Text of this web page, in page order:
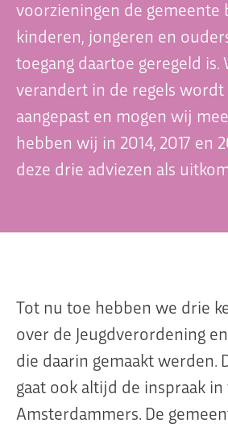
Organisatie
Dit is Jeugdplatform Amsterdam
De adviesgroep
Teamleden
Contact
voorzieningen de gemeente
kinderen, jongeren en
toegang daartoe geregeld is.
verandert in de regels
aangepast en mogen wij
hebben wij in 2014, 2017 en
deze drie adviezen als
Tot nu toe hebben we drie
over de Jeugdverordening
die daarin gemaakt werden.
gaat ook altijd de inspraak
Amsterdammers. De